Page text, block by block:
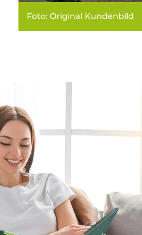
Foto: Original Kundenbild